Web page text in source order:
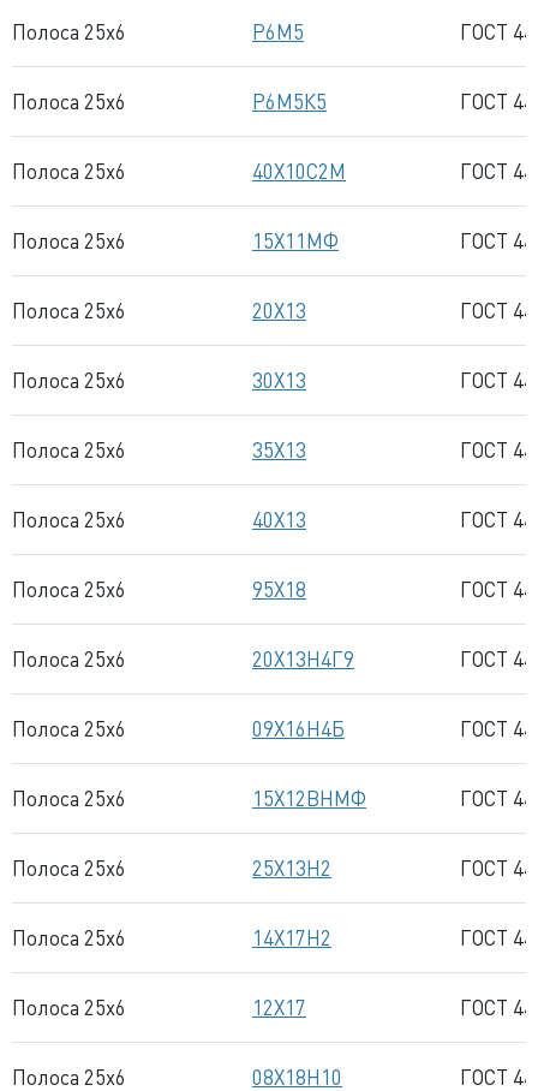
Полоса 25x6 Р6М5 ГОСТ
Полоса 25x6 Р6М5К5 ГОСТ
Полоса 25x6 40Х10С2М ГОСТ
Полоса 25x6 15Х11МФ ГОСТ
Полоса 25x6 20Х13 ГОСТ
Полоса 25x6 30Х13 ГОСТ
Полоса 25x6 35Х13 ГОСТ
Полоса 25x6 40Х13 ГОСТ
Полоса 25x6 95Х18 ГОСТ
Полоса 25x6 20Х13Н4Г9 ГОСТ
Полоса 25x6 09Х16Н4Б ГОСТ
Полоса 25x6 15Х12ВНМФ ГОСТ
Полоса 25x6 25Х13Н2 ГОСТ
Полоса 25x6 14Х17Н2 ГОСТ
Полоса 25x6 12Х17 ГОСТ
Полоса 25x6 08Х18Н10 ГОСТ